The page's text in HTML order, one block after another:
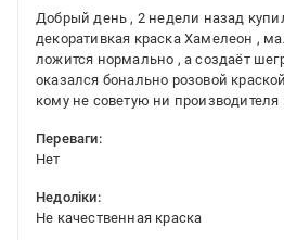
Добрый день , 2 недели назад
декоративкая краска Хамелеон ,
ложится нормально , а создаёт
оказался бонально розовой
кому не советую ни производителя
Переваги:
Нет
Недоліки:
Не качественная краска